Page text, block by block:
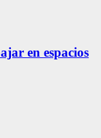
en espacios